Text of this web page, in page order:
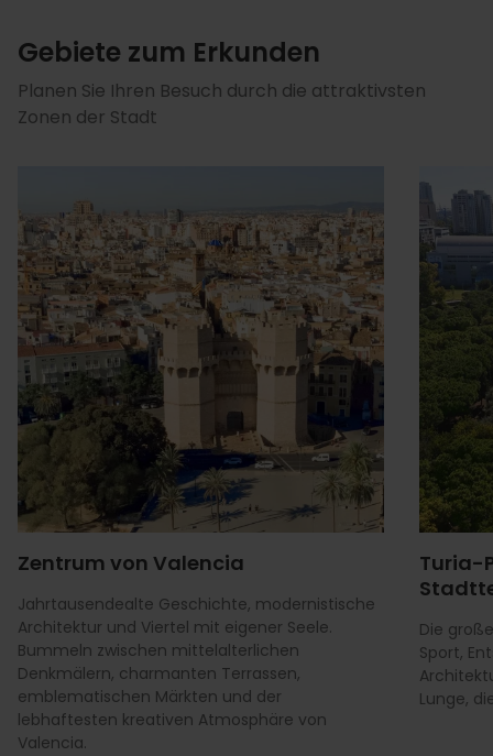
Gebiete zum Erkunden
Planen Sie Ihren Besuch durch die attraktivsten
Zonen der Stadt
Zentrum von Valencia
Jahrtausendealte Geschichte, modernistische
Architektur und Viertel mit eigener Seele.
Bummeln zwischen mittelalterlichen
Denkmälern, charmanten Terrassen,
emblematischen Märkten und der
lebhaftesten kreativen Atmosphäre von
Valencia.
Turia-
Die
Sport,
Lunge,